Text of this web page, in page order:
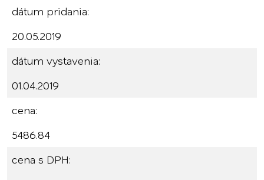
dátum pridania:
20.05.2019
dátum vystavenia:
01.04.2019
cena:
5486.84
cena s DPH: